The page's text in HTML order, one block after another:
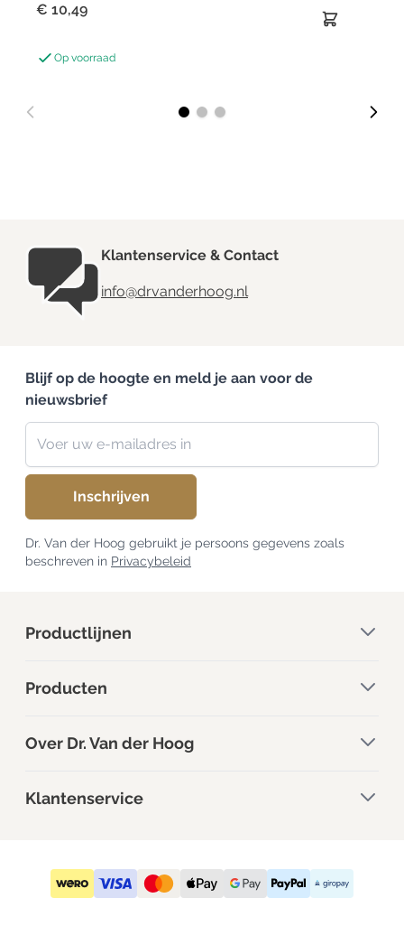
€ 10,49
Op voorraad
Klantenservice & Contact
info@drvanderhoog.nl
Blijf op de hoogte en meld je aan voor de
nieuwsbrief
Nieuwsbrief
E-mailadres
Inschrijven
Dr. Van der Hoog gebruikt je persoons gegevens zoals
beschreven in Privacybeleid
Productlijnen
Producten
Over Dr. Van der Hoog
Klantenservice